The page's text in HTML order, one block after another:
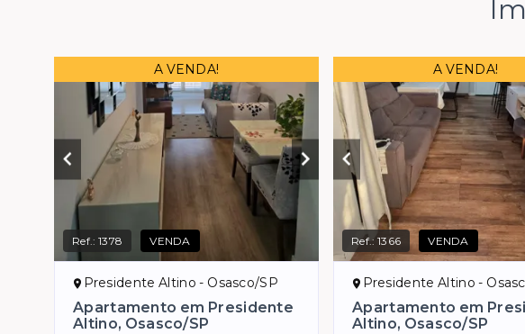
A VENDA!
Ref.:1378 VENDA
Presidente Altino - Osasco/SP
Apartamento em Presidente
Altino, Osasco/SP
A VENDA!
Ref.:1366 VENDA
Presidente Altino -
Apartamento em
Altino, Osasco/SP